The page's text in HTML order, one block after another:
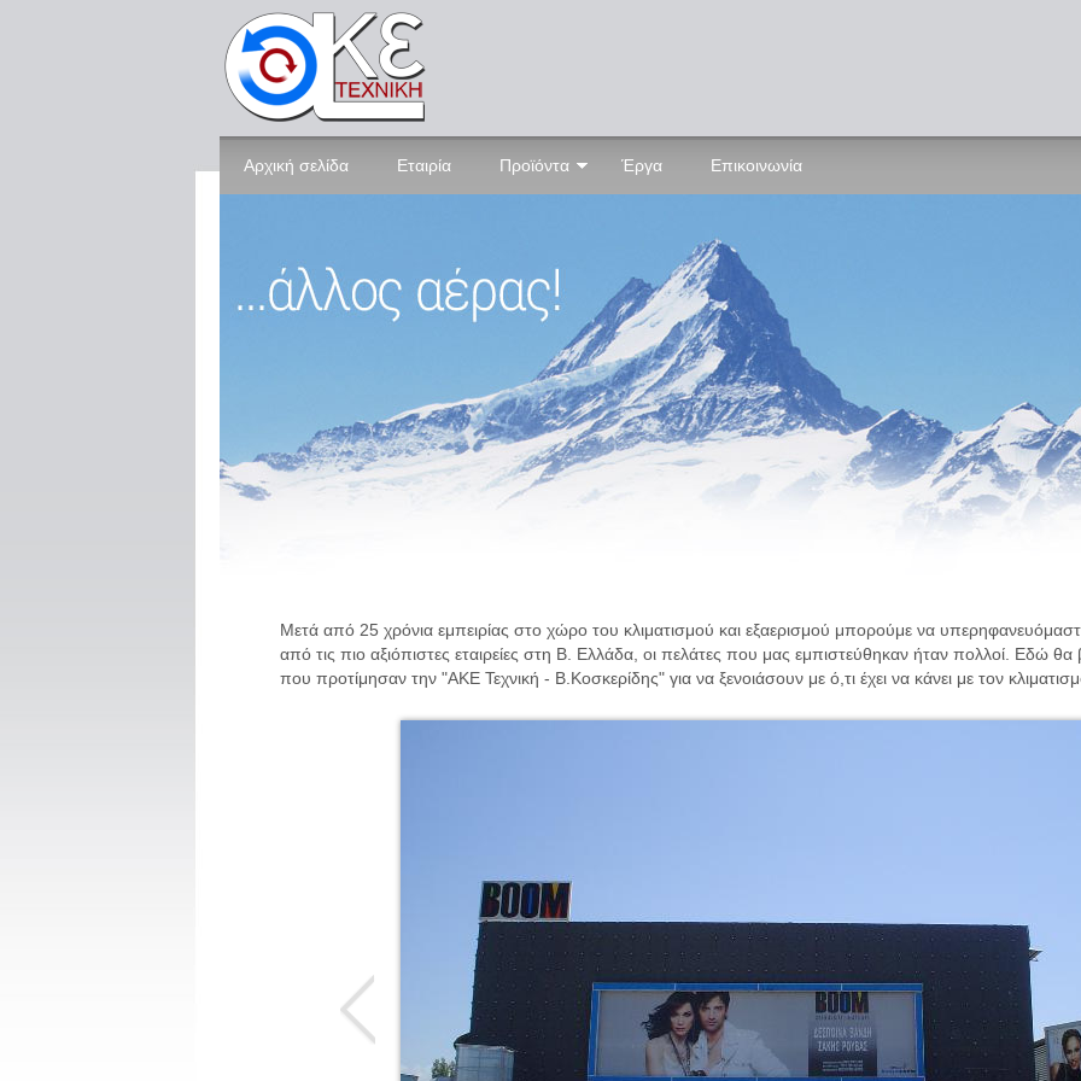
Αρχική σελίδα Εταιρία Προϊόντα Έργα Επικοινωνία
Μετά από 25 χρόνια εμπειρίας στο χώρο του κλιματισμού και εξαερισμού μπορούμε να
από τις πιο αξιόπιστες εταιρείες στη Β. Ελλάδα, οι πελάτες που μας εμπιστεύθηκαν ήταν πολλοί. Εδώ θα
που προτίμησαν την "ΑΚΕ Τεχνική - Β.Κοσκερίδης" για να ξενοιάσουν με ό,τι έχει να κάνει με τον